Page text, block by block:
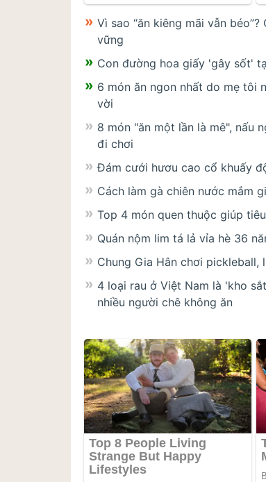
Vì sao “ăn kiêng mãi vẫn
vững
Con đường hoa giấy 'gây sốt'
6 món ăn ngon nhất do mẹ tôi
vời
8 món "ăn một lần là mê", nấu
đi chơi
Đám cưới hươu cao cổ khuấy
Cách làm gà chiên nước mắm
Top 4 món quen thuộc giúp
Quán nộm lim tá lả vỉa hè 36
Chung Gia Hân chơi pickleball,
4 loại rau ở Việt Nam là 'kho
nhiều người chê không ăn